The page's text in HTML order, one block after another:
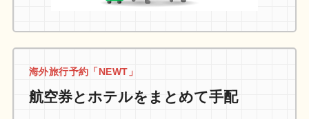
海外旅行予約「NEWT」
航空券とホテルをまとめて手配